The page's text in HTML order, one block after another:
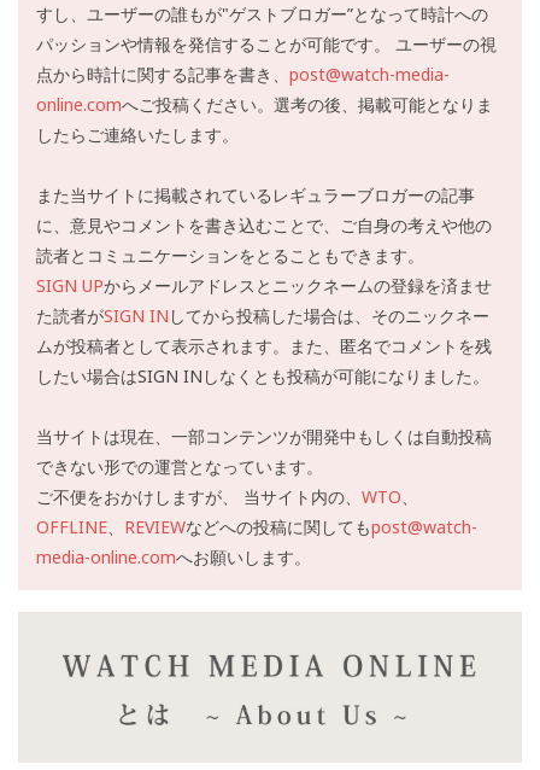
すし、ユーザーの誰もが"ゲストブロガー”となって時計への
パッションや情報を発信することが可能です。 ユーザーの視
点から時計に関する記事を書き、 post@watch-media-
online.comへご投稿ください。選考の後、掲載可能となりま
したらご連絡いたします。
また当サイトに掲載されているレギュラーブロガーの記事
に、意見やコメントを書き込むことで、ご自身の考えや他の
読者とコミュニケーションをとることもできます。
SIGN UPからメールアドレスとニックネームの登録を済ませ
た読者がSIGN IN してから投稿した場合は、そのニックネー
ムが投稿者として表示されます。また、匿名でコメントを残
したい場合はSIGN INしなくとも投稿が可能になりました。
当サイトは現在、一部コンテンツが開発中もしくは自動投稿
できない形での運営となっています。
ご不便をおかけしますが、 当サイト内の、 WTO
OFFLINE
REVIEWなどへの投稿に関してもpost@watch-
media-online.comへお願いします。